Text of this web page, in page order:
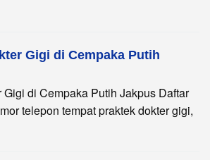
Gigi di Cempaka Putih
di Cempaka Putih Jakpus Daftar
telepon tempat praktek dokter gigi,